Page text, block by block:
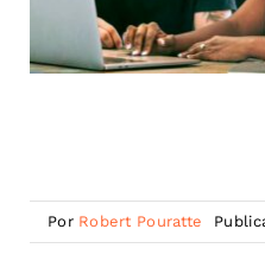
Por Robert Pouratte